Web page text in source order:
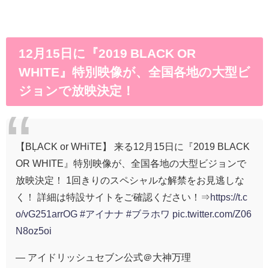
12月15日に『2019 BLACK OR
WHITE』特別映像が、全国各地の大型ビ
ジョンで放映決定！
【BĻACK or WHiTE】 来る12月15日に『2019 BLACK
OR WHITE』特別映像が、全国各地の大型ビジョンで
放映決定！ 1回きりのスペシャルな解禁をお見逃しな
く！ 詳細は特設サイトをご確認ください！⇒https://t.c
o/vG251arrOG #アイナナ #ブラホワ pic.twitter.com/Z06
N8oz5oi
— アイドリッシュセブン公式＠大神万理